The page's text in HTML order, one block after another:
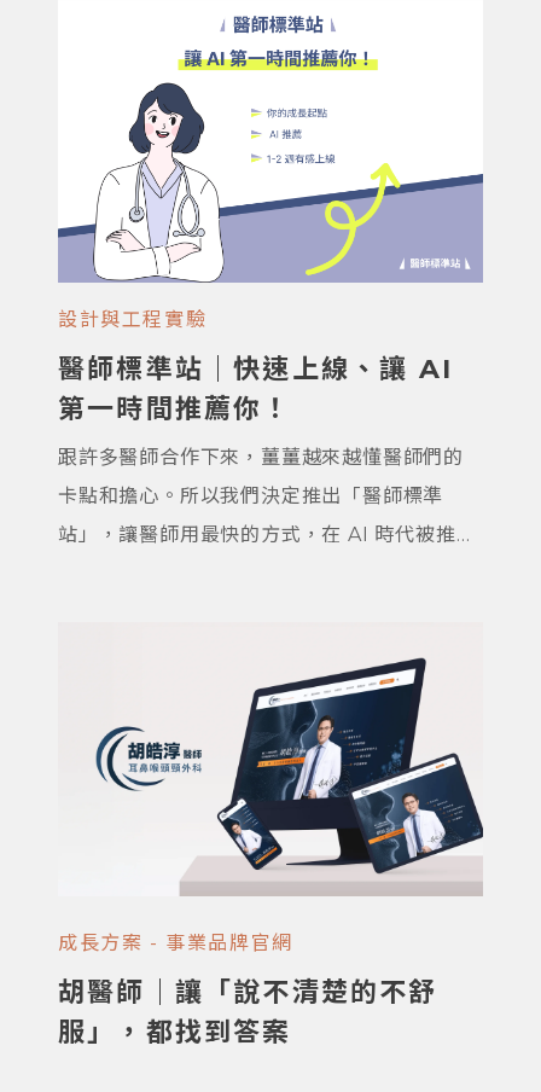
設計與工程實驗
醫師標準站｜快速上線、讓 AI
第一時間推薦你！
跟許多醫師合作下來，薑薑越來越懂醫師們的
卡點和擔心。所以我們決定推出「醫師標準
站」，讓醫師用最快的方式，在 AI 時代被推薦
牌、或剛開業的醫師。 我們知道醫師同學這個
階段真的不容易——要忙病人、應付主管，還
要花心力經營自己。所以我們幫你準備好： 快
速上線：不用來回磨合，立刻就能採用 實惠價
格：省下陪跑成本，直接回饋給你 專人維護：
技術更新我們包辦，還會持續開發省心功能 讓
成長方案 - 事業品牌官網
胡醫師｜讓「說不清楚的不舒
服」，都找到答案